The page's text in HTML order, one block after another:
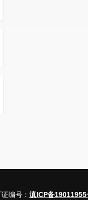
编号： 滇ICP备